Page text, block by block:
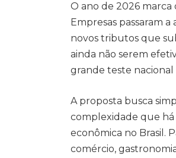
O ano de 2026
Empresas passaram
novos tributos que
ainda não serem
grande teste nacional
A proposta busca
complexidade que há
econômica no Brasil.
comércio,